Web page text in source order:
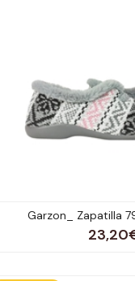
Garzon_ Zapatilla